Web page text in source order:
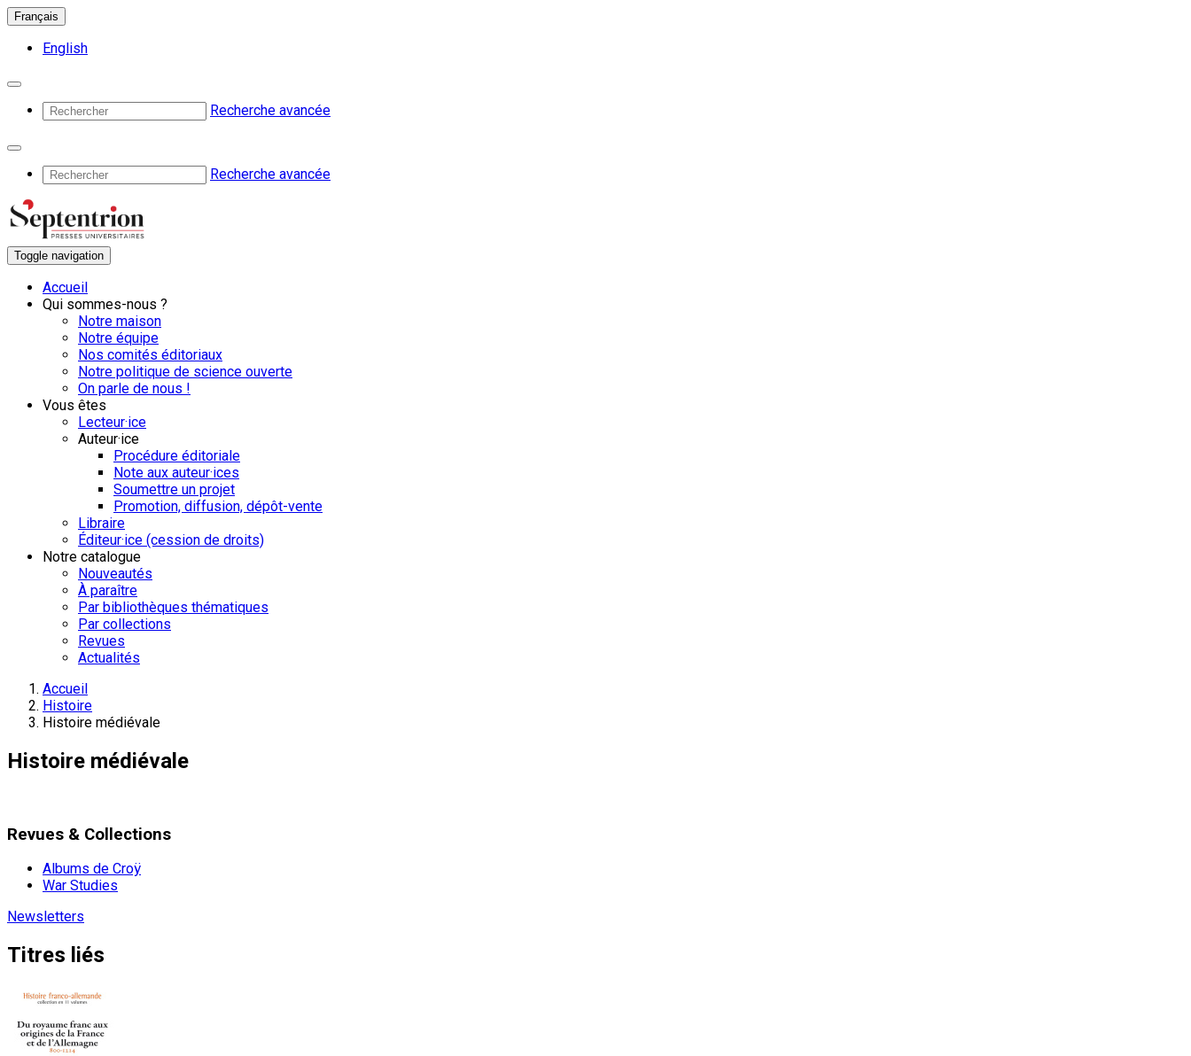
Français
English
Recherche avancée
Recherche avancée
Toggle navigation
Accueil
Qui sommes-nous ?
Notre maison
Notre équipe
Nos comités éditoriaux
Notre politique de science ouverte
On parle de nous !
Vous êtes
Lecteur·ice
Auteur·ice
Procédure éditoriale
Note aux auteur·ices
Soumettre un projet
Promotion, diffusion, dépôt-vente
Libraire
Éditeur·ice (cession de droits)
Notre catalogue
Nouveautés
À paraître
Par bibliothèques thématiques
Par collections
Revues
Actualités
Accueil
Histoire
Histoire médiévale
Histoire médiévale
Revues & Collections
Albums de Croÿ
War Studies
Newsletters
Titres liés